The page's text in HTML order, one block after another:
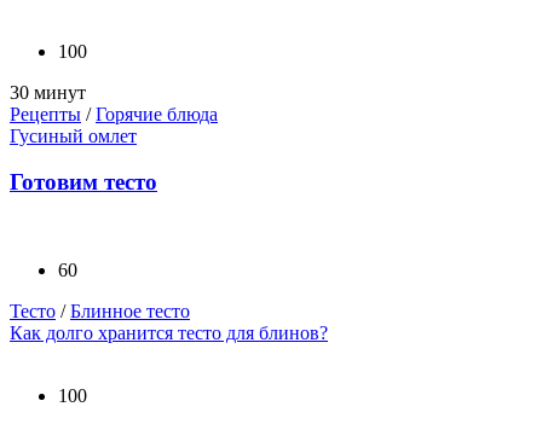
100
30 минут
Рецепты /Горячие блюда
Гусиный омлет
Готовим тесто
60
Тесто /Блинное тесто
Как долго хранится тесто для блинов?
100